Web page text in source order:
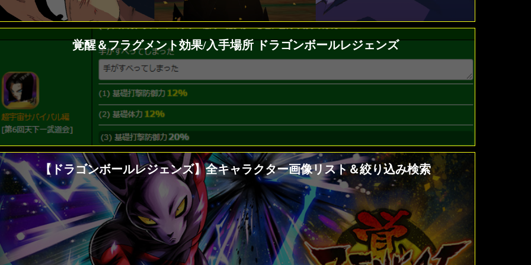
覚醒＆フラグメント効果/入手場所 ドラゴンボールレジェンズ
【ドラゴンボールレジェンズ】全キャラクター画像リスト＆絞り込み検索